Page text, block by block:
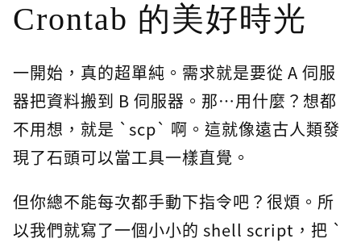
Crontab 的美好時光
一開始，真的超單純。需求就是要從 A 伺服
器把資料搬到 B 伺服器。那…用什麼？想都
不用想，就是 `scp` 啊。這就像遠古人類發
現了石頭可以當工具一樣直覺。
但你總不能每次都手動下指令吧？很煩。所
以我們就寫了一個小小的 shell script，把 `